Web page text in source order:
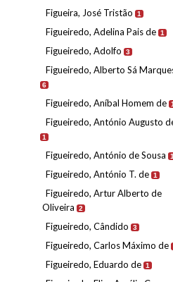
Figueira, José Tristão 1
Figueiredo, Adelina Pais de 1
Figueiredo, Adolfo 3
Figueiredo, Alberto Sá
6
Figueiredo, Aníbal Homem de 1
Figueiredo, António Augusto
1
Figueiredo, António de Sousa 1
Figueiredo, António T. de 1
Figueiredo, Artur Alberto de
Oliveira
2
Figueiredo, Cândido 3
Figueiredo, Carlos Máximo de
Figueiredo, Eduardo de 1